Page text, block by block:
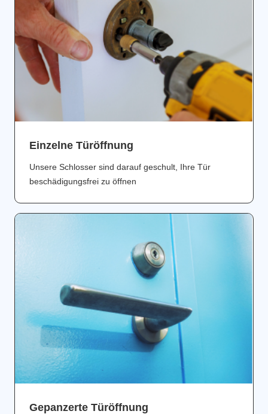
Einzelne Türöffnung
Unsere Schlosser sind darauf geschult, Ihre Tür
beschädigungsfrei zu öffnen
Gepanzerte Türöffnung